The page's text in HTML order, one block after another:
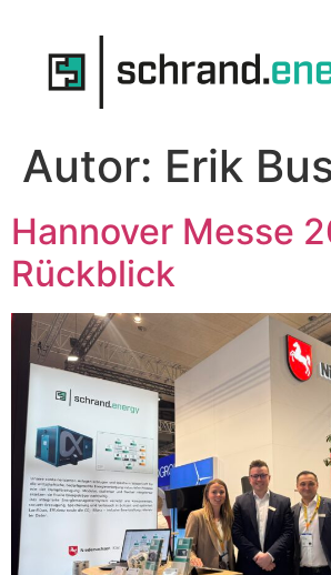
Autor: Erik
Hannover Messe
Rückblick